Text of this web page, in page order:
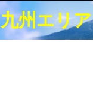
九州エリア